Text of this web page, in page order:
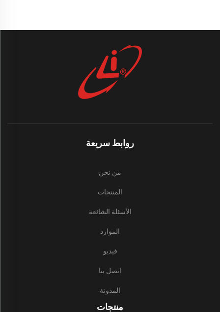
روابط سريعة
من نحن
المنتجات
الأسئلة الشائعة
الموارد
فيديو
اتصل بنا
المدونة
منتجات